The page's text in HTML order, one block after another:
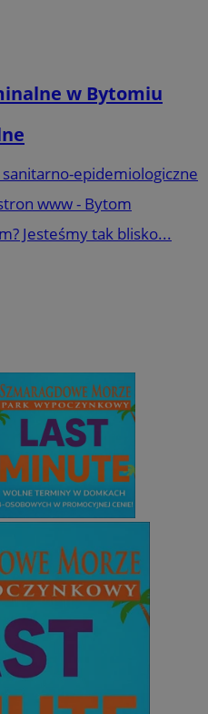
w Bytomiu
epidemiologiczne
www - Bytom
Jesteśmy tak blisko...